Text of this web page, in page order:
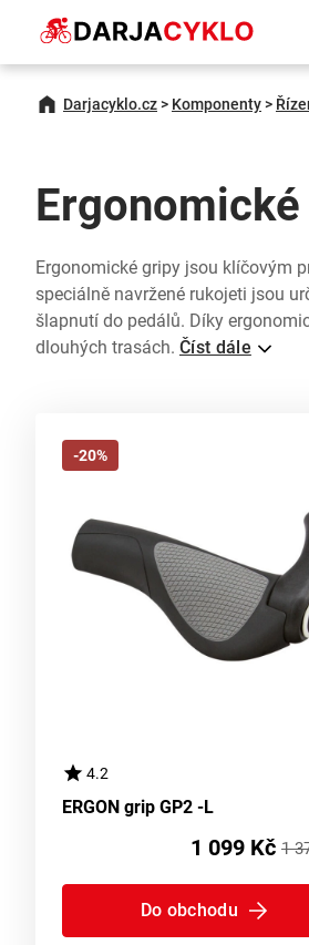
Darjacyklo.cz> Komponenty>
Ergonomické gripy jsou klíčovým
speciálně navržené rukojeti jsou
šlapnutí do pedálů. Díky
dlouhých trasách. Číst dále
-20%
4.2
ERGON grip GP2 -L
1 099 Kč 1
Do obchodu